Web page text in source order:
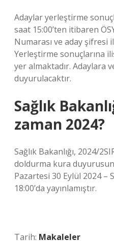
Adaylar yerleştirme
saat 15:00’ten itibaren
Numarası ve aday
Yerleştirme sonuçlarına
yer almaktadır. Adaylara
duyurulacaktır.
Sağlık
zaman 2024?
Sağlık Bakanlığı, 2024/
doldurma kura
Pazartesi 30 Eylül 2024 –
18:00’da yayınlamıştır.
Tarih: Makaleler